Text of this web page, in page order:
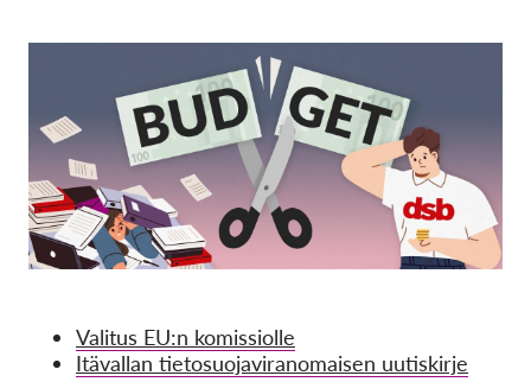
Valitus EU:n komissiolle
Itävallan tietosuojaviranomaisen uutiskirje